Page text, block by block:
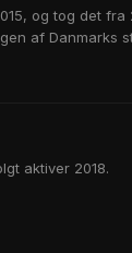
og tog det
af Danmarks
aktiver 2018.